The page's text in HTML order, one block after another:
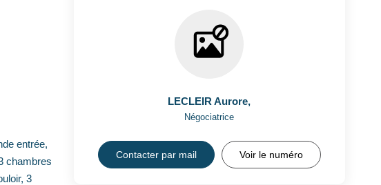
entrée,
chambres
3
LECLEIR Aurore,
Négociatrice
Contacter par mail Voir le numéro